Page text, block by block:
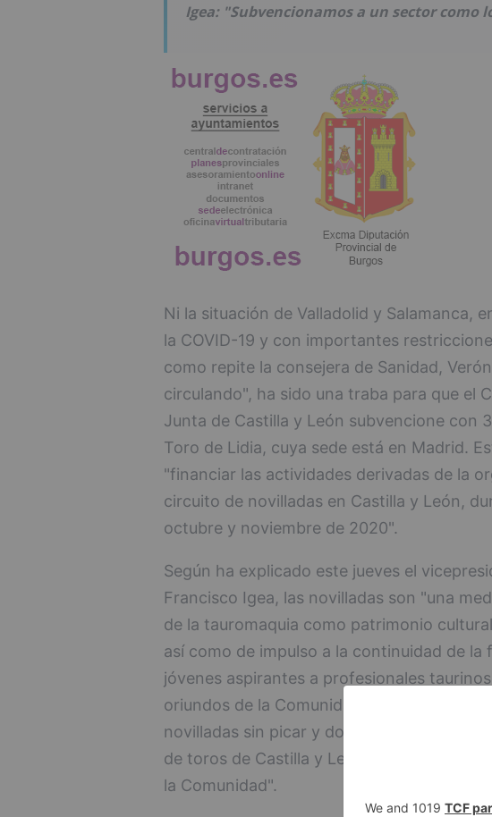
Igea: "Subvencionamos a un sector como
Ni la situación de Valladolid y Salamanca,
la COVID-19 y con importantes
como repite la consejera de Sanidad,
circulando", ha sido una traba para que el
Junta de Castilla y León subvencione con
Toro de Lidia, cuya sede está en Madrid.
"financiar las actividades derivadas de la
circuito de novilladas en Castilla y León,
octubre y noviembre de 2020".
Según ha explicado este jueves el
Francisco Igea, las novilladas son "una
de la tauromaquia como patrimonio
así como de impulso a la continuidad de la
jóvenes aspirantes a profesionales
oriundos de la Comunidad Autónoma
novilladas sin picar y dos novilladas
de toros de Castilla y León, e intervendrán
la Comunidad".